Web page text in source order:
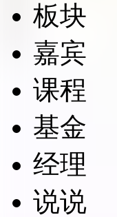
板块
嘉宾
课程
基金
经理
说说